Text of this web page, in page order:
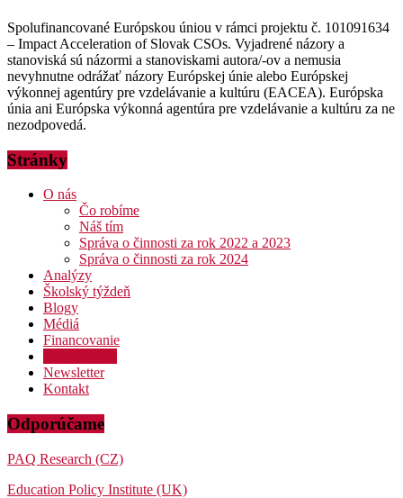
Spolufinancované Európskou úniou v rámci projektu č. 101091634
– Impact Acceleration of Slovak CSOs. Vyjadrené názory a
stanoviská sú názormi a stanoviskami autora/-ov a nemusia
nevyhnutne odrážať názory Európskej únie alebo Európskej
výkonnej agentúry pre vzdelávanie a kultúru (EACEA). Európska
únia ani Európska výkonná agentúra pre vzdelávanie a kultúru za ne
nezodpovedá.
Stránky
O nás
Čo robíme
Náš tím
Správa o činnosti za rok 2022 a 2023
Správa o činnosti za rok 2024
Analýzy
Školský týždeň
Blogy
Médiá
Financovanie
Newsletter
Kontakt
Odporúčame
PAQ Research (CZ)
Education Policy Institute (UK)